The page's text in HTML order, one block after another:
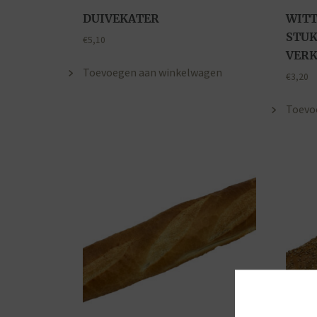
DUIVEKATER
€5,10
Toevoegen aan winkelwagen €3,20